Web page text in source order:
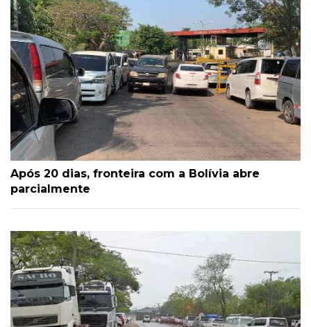
Após 20 dias, fronteira com a Bolívia abre
parcialmente